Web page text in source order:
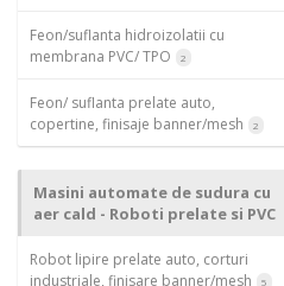
Feon/suflanta hidroizolatii cu
membrana PVC/ TPO
2
Feon/ suflanta prelate auto,
copertine, finisaje banner/mesh
2
Masini automate de sudura cu
aer cald - Roboti prelate si PVC
Robot lipire prelate auto, corturi
industriale, finisare banner/mesh
5